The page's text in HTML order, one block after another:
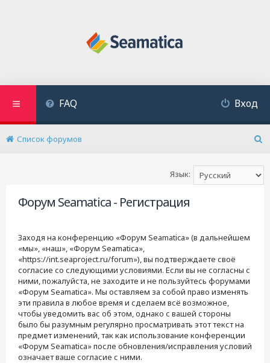
FAQ Вход
Список форумов
Язык:
Форум Seamatica - Регистрация
Заходя на конференцию «Форум Seamatica» (в дальнейшем
«мы», «наш», «Форум Seamatica»,
«https://int.seaproject.ru/forum»), вы подтверждаете своё
согласие со следующими условиями. Если вы не согласны с
ними, пожалуйста, не заходите и не пользуйтесь форумами
«Форум Seamatica». Мы оставляем за собой право изменять
эти правила в любое время и сделаем всё возможное,
чтобы уведомить вас об этом, однако с вашей стороны
было бы разумным регулярно просматривать этот текст на
предмет изменений, так как использование конференции
«Форум Seamatica» после обновления/исправления условий
означает ваше согласие с ними.